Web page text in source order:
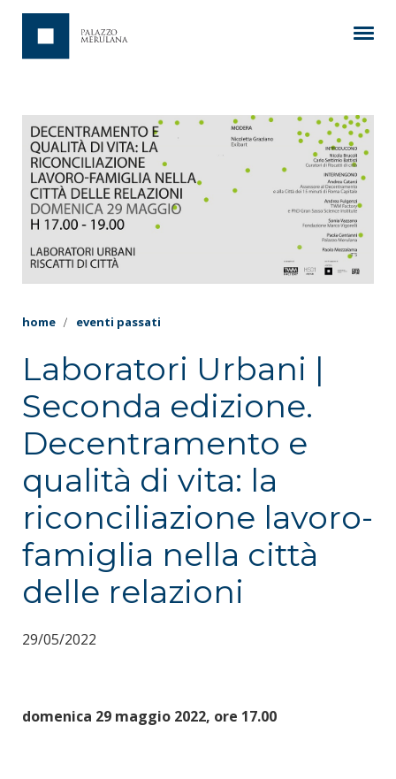
home eventi passati
Laboratori Urbani |
Seconda edizione.
Decentramento e
qualità di vita: la
riconciliazione lavoro-
famiglia nella città
delle relazioni
29/05/2022
domenica 29 maggio 2022, ore 17.00